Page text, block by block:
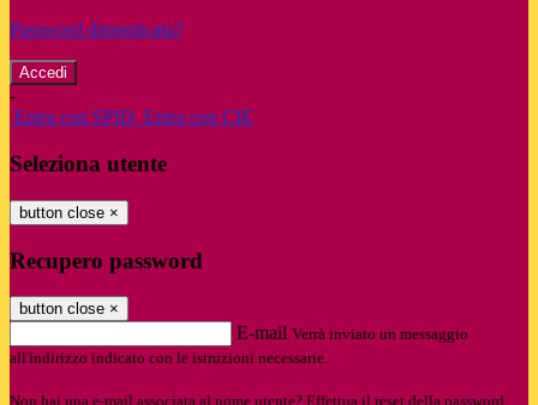
Password dimenticata?
-
Entra con SPID Entra con CIE
Seleziona utente
button close ×
Recupero password
button close ×
E-mail Verrà inviato un messaggio
all'indirizzo indicato con le istruzioni necessarie.
Non hai una e-mail associata al nome utente? Effettua il reset della password